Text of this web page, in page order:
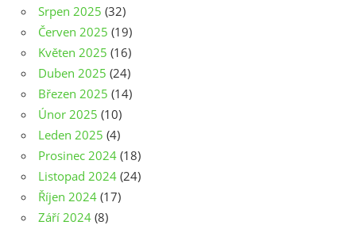
Srpen 2025 (32)
Červen 2025 (19)
Květen 2025 (16)
Duben 2025 (24)
Březen 2025 (14)
Únor 2025 (10)
Leden 2025 (4)
Prosinec 2024 (18)
Listopad 2024 (24)
Říjen 2024 (17)
Září 2024 (8)